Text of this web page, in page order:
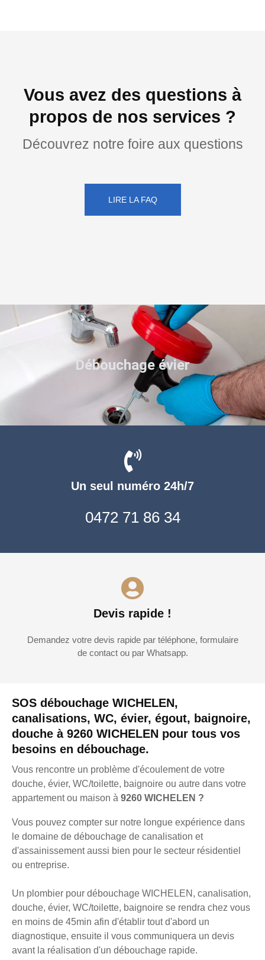
Vous avez des questions à
propos de nos services ?
Découvrez notre foire aux questions
LIRE LA FAQ
SOS débouchage WICHELEN,
canalisations, WC, évier, égout, baignoire,
douche à 9260 WICHELEN pour tous vos
besoins en débouchage.
Vous rencontre un problème d'écoulement de votre
douche, évier, WC/toilette, baignoire ou autre dans votre
appartement ou maison à 9260 WICHELEN ?
Vous pouvez compter sur notre longue expérience dans
le domaine de débouchage de canalisation et
d'assainissement aussi bien pour le secteur résidentiel
ou entreprise.
Un plombier pour débouchage WICHELEN, canalisation,
douche, évier, WC/toilette, baignoire se rendra chez vous
en moins de 45min afin d'établir tout d'abord un
diagnostique, ensuite il vous communiquera un devis
avant la réalisation d'un débouchage rapide.
Un seul numéro 24h/7
0472 71 86 34
Devis rapide !
Demandez votre devis rapide par téléphone, formulaire
de contact ou par Whatsapp.
Débouchage évier